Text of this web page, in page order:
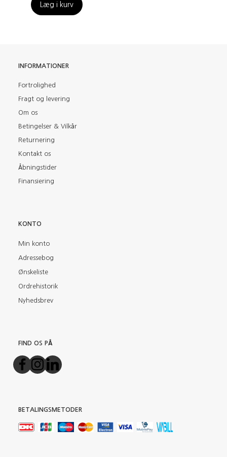
Læg i kurv
INFORMATIONER
Fortrolighed
Fragt og levering
Om os
Betingelser & Vilkår
Returnering
Kontakt os
Åbningstider
Finansiering
KONTO
Min konto
Adressebog
Ønskeliste
Ordrehistorik
Nyhedsbrev
FIND OS PÅ
BETALINGSMETODER